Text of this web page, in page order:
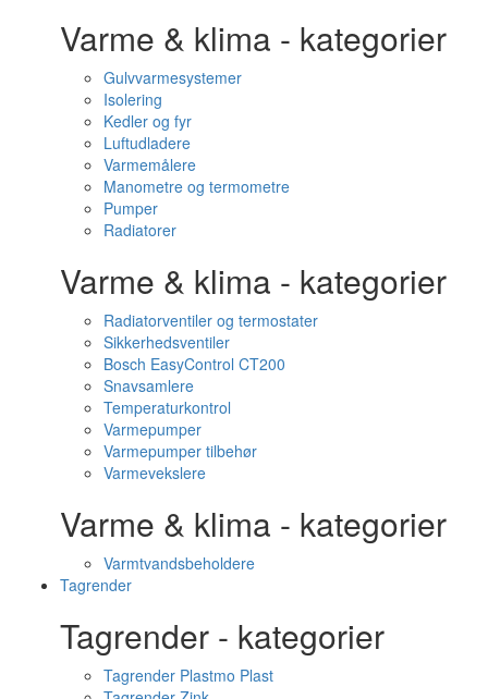
Varme & klima - kategorier
Gulvvarmesystemer
Isolering
Kedler og fyr
Luftudladere
Varmemålere
Manometre og termometre
Pumper
Radiatorer
Varme & klima - kategorier
Radiatorventiler og termostater
Sikkerhedsventiler
Bosch EasyControl CT200
Snavsamlere
Temperaturkontrol
Varmepumper
Varmepumper tilbehør
Varmevekslere
Varme & klima - kategorier
Varmtvandsbeholdere
Tagrender
Tagrender - kategorier
Tagrender Plastmo Plast